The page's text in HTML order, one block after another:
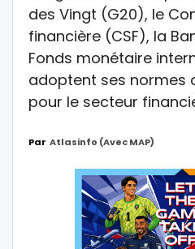
des Vingt (G20), le
financière (CSF), la
Fonds monétaire
adoptent ses normes
pour le secteur
Par Atlasinfo (avec MAP)